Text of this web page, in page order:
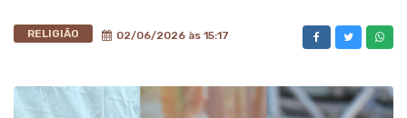
RELIGIÃO 02/06/2026 às 15:17